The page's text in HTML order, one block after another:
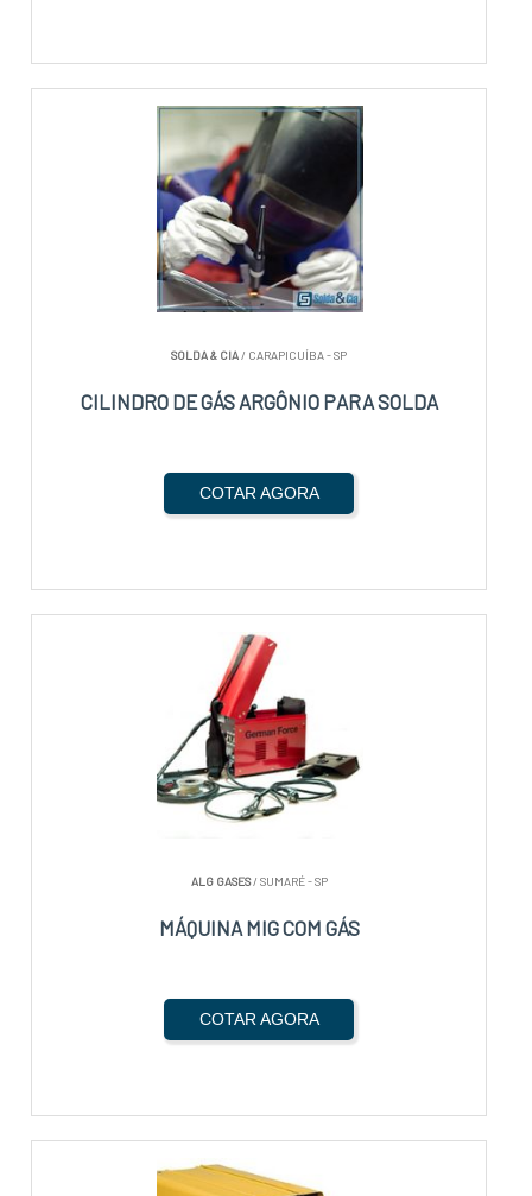
SOLDA & CIA/ CARAPICUÍBA - SP
CILINDRO DE GÁS ARGÔNIO PARA SOLDA
COTAR AGORA
ALG GASES/ SUMARÉ - SP
MÁQUINA MIG COM GÁS
COTAR AGORA